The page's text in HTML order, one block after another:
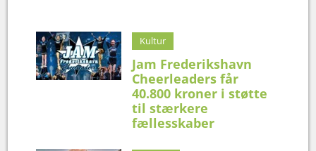
Kultur
Jam Frederikshavn
Cheerleaders får
40.800 kroner i støtte
til stærkere
fællesskaber